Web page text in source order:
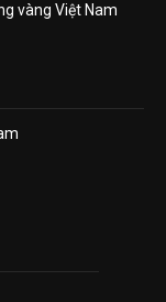
vàng Việt Nam